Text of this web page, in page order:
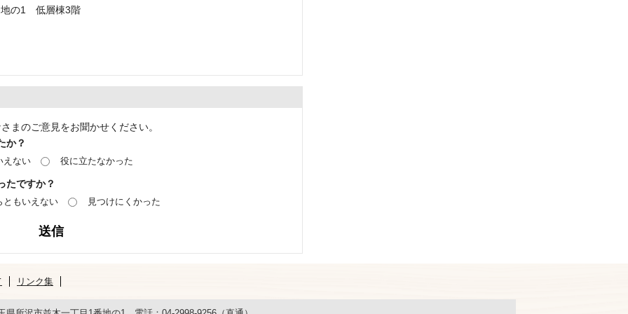
の1 低層棟3階
まのご意見をお聞かせください。
か？
えない 役に立たなかった
たですか？
ともいえない 見つけにくかった
リンク集